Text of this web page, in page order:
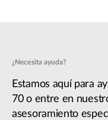
¿Necesita ayuda?
Estamos aquí para
70 o entre en
asesoramiento